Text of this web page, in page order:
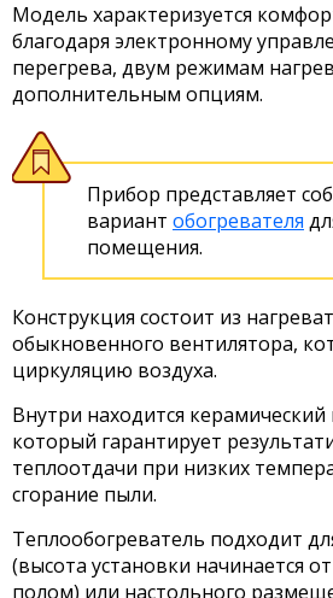
Модель характеризуется
благодаря электронному
перегрева, двум режимам
дополнительным опциям.
Прибор представляет
вариант обогревателя
помещения.
Конструкция состоит из
обыкновенного вентилятора,
циркуляцию воздуха.
Внутри находится керамический
который гарантирует
теплоотдачи при низких
сгорание пыли.
Теплообогреватель подходит
(высота установки начинается
полом) или настольного